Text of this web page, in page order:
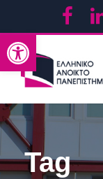
Ανοίξτε
Tag